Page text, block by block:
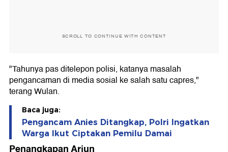
SCROLL TO CONTINUE WITH CONTENT
"Tahunya pas ditelepon polisi, katanya masalah
pengancaman di media sosial ke salah satu capres,"
terang Wulan.
Baca juga:
Pengancam Anies Ditangkap, Polri Ingatkan
Warga Ikut Ciptakan Pemilu Damai
Penangkapan Arjun